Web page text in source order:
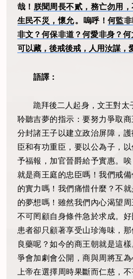
哉！ 朕聞周長不貳，務亡勿用
生民不災，懷允。嗚呼！ 何監
非文？何保非道？何愛非身？何
可以藏，後戒後戒，人用汝謀，
語譯：
跪拜後二人起身，文王對太
聆聽吉夢的指示：要努力爭取商
分封諸王子以建立政治屏障，
臣和有功重臣，要以公為子，
予福報，加官晉爵給予實惠。
就是商王庭的忠臣嗎！我們戒
的實力嗎！我們痛惜什麼？不
的夢想嗎！雖然我們內心渴望
不可罔顧自身條件急於求成。好
患者卻只顧著享受山珍海味，
良藥呢？如今的商王朝就是這
爭會加劇會公開，商與周將互
上帝在選擇周時果斷而仁慈，